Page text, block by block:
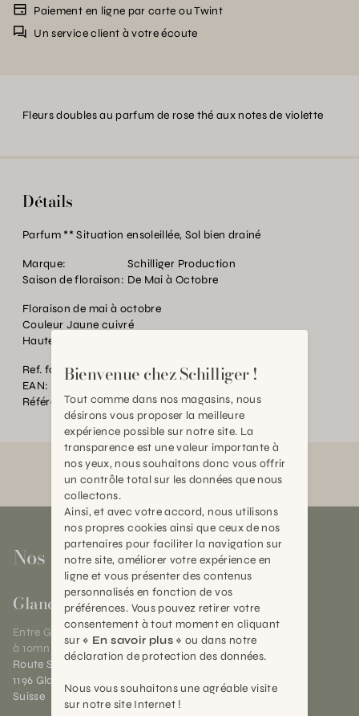
Paiement en ligne par carte ou Twint
Un service client à votre écoute
Fleurs doubles au parfum de rose thé aux notes de violette
Détails
Parfum ** Situation ensoleillée, Sol bien drainé
Marque:
Schilliger Production
Saison de floraison: De Mai à Octobre
Floraison de mai à octobre
Couleur Jaune cuivré
Hauteur à maturité : 150 cm
Ref. fournisseur:
PE.012984.0000.0000.0000 Ros B
EAN:
Référence:
PE.P03601.0000.0000.0000
Nos magasins
Gland
Entre Genève et Lausanne,
à 10mn de Nyon
Route Suisse 40
1196 Gland (VD)
Suisse
Bienvenue chez Schilliger !
Tout comme dans nos magasins, nous
désirons vous proposer la meilleure
expérience possible sur notre site. La
transparence est une valeur importante à
nos yeux, nous souhaitons donc vous offrir
un contrôle total sur les données que nous
collectons.
Ainsi, et avec votre accord, nous utilisons
nos propres cookies ainsi que ceux de nos
partenaires pour faciliter la navigation sur
notre site, améliorer votre expérience en
ligne et vous présenter des contenus
personnalisés en fonction de vos
préférences. Vous pouvez retirer votre
consentement à tout moment en cliquant
sur « En savoir plus » ou dans notre
déclaration de protection des données.
Nous vous souhaitons une agréable visite
sur notre site Internet !